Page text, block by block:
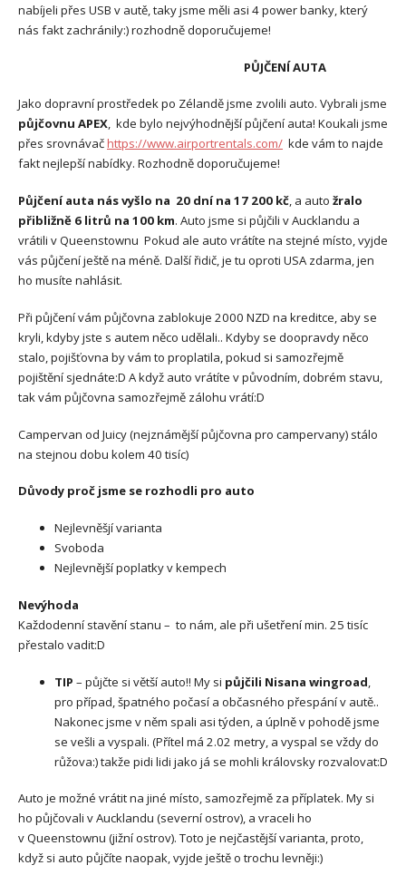
nabíjeli přes USB v autě, taky jsme měli asi 4 power banky, který
nás fakt zachránily:) rozhodně doporučujeme!
PŮJČENÍ AUTA
Jako dopravní prostředek po Zélandě jsme zvolili auto. Vybrali jsme
půjčovnu APEX, kde bylo nejvýhodnější půjčení auta! Koukali jsme
přes srovnávačhttps://www.airportrentals.com/ kde vám to najde
fakt nejlepší nabídky. Rozhodně doporučujeme!
Půjčení auta nás vyšlo na 20 dní na 17 200 kč, a auto žralo
přibližně 6 litrů na 100 km. Auto jsme si půjčili v Aucklandu a
vrátili v Queenstownu Pokud ale auto vrátíte na stejné místo, vyjde
vás půjčení ještě na méně. Další řidič, je tu oproti USA zdarma, jen
ho musíte nahlásit.
Při půjčení vám půjčovna zablokuje 2000 NZD na kreditce, aby se
kryli, kdyby jste s autem něco udělali.. Kdyby se doopravdy něco
stalo, pojišťovna by vám to proplatila, pokud si samozřejmě
pojištění sjednáte:D A když auto vrátíte v původním, dobrém stavu,
tak vám půjčovna samozřejmě zálohu vrátí:D
Campervan od Juicy (nejznámější půjčovna pro campervany) stálo
na stejnou dobu kolem 40 tisíc)
Důvody proč jsme se rozhodli pro auto
Nejlevněšjí varianta
Svoboda
Nejlevnější poplatky v kempech
Nevýhoda
Každodenní stavění stanu – to nám, ale při ušetření min. 25 tisíc
přestalo vadit:D
TIP – půjčte si větší auto!! My si půjčili Nisana wingroad,
pro případ, špatného počasí a občasného přespání v autě..
Nakonec jsme v něm spali asi týden, a úplně v pohodě jsme
se vešli a vyspali. (Přítel má 2.02 metry, a vyspal se vždy do
růžova:) takže pidi lidi jako já se mohli královsky rozvalovat:D
Auto je možné vrátit na jiné místo, samozřejmě za příplatek. My si
ho půjčovali v Aucklandu (severní ostrov), a vraceli ho
v Queenstownu (jižní ostrov). Toto je nejčastější varianta, proto,
když si auto půjčíte naopak, vyjde ještě o trochu levněji:)